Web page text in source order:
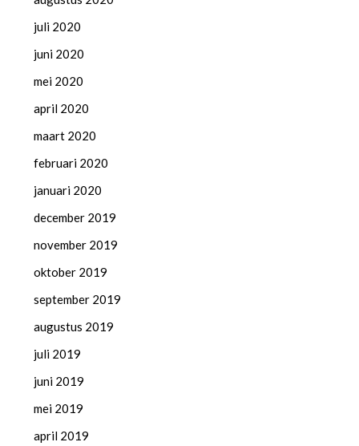
juli 2020
juni 2020
mei 2020
april 2020
maart 2020
februari 2020
januari 2020
december 2019
november 2019
oktober 2019
september 2019
augustus 2019
juli 2019
juni 2019
mei 2019
april 2019